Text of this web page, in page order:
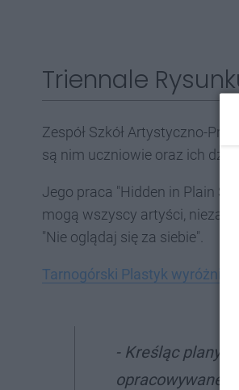
Triennale
Zespół Szkół Artystyczno-
są nim uczniowie oraz ich
Jego praca "Hidden in Plain
mogą wszyscy artyści,
"Nie oglądaj się za siebie".
Tarnogórski Plastyk
- Kreśląc plany i
opracowywane